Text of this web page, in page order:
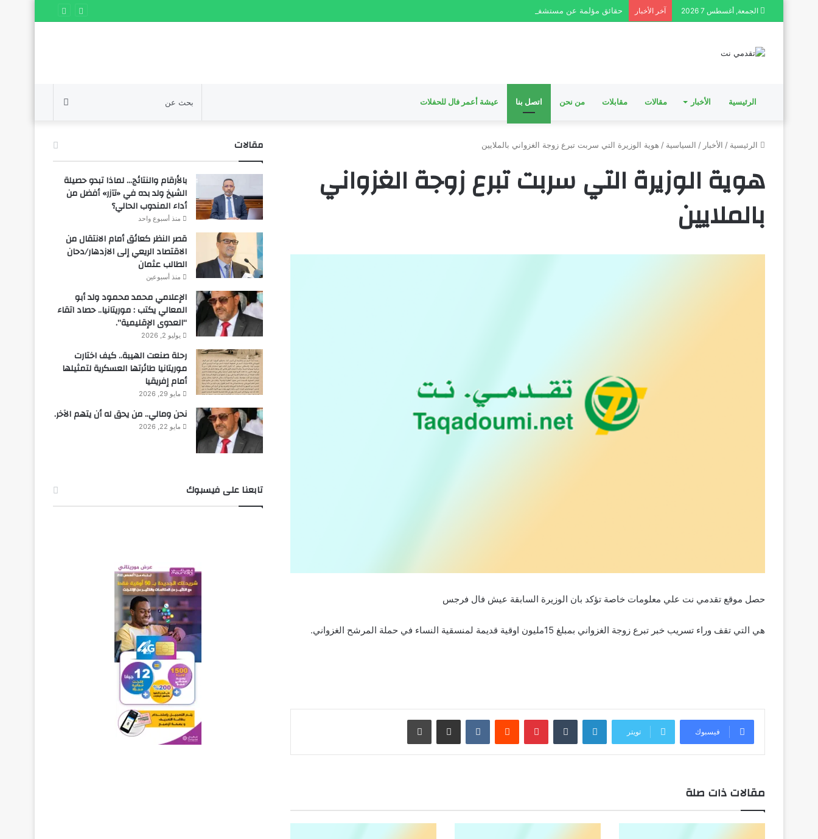
الجمعة, أغسطس 7 2026 آخر الأخبار حقائق مؤلمة عن مستشفي الكسور في نواكشوط
الرئيسية الأخبار مقالات مقابلات من نحن اتصل بنا عيشة أعمر فال للحفلات
الرئيسية / الأخبار / السياسية / هوية الوزيرة التي سربت تبرع زوجة الغزواني بالملايين
هوية الوزيرة التي سربت تبرع زوجة الغزواني
بالملايين
حصل موقع تقدمي نت علي معلومات خاصة تؤكد بان الوزيرة السابقة عيش فال فرجس
هي التي تقف وراء تسريب خبر تبرع زوجة الغزواني بمبلغ 15مليون اوقية قديمة لمنسقية النساء في حملة المرشح الغزواني.
فيسبوك تويتر
لينكدإن بينتيريست مشاركة عبر البريد طباعة
مقالات ذات صلة
مقالات
بالأرقام والنتائج… لماذا تبدو حصيلة
الشيخ ولد بده في «تآزر» أفضل من
أداء المندوب الحالي؟
منذ أسبوع واحد
قصر النظر كعائق أمام الانتقال من
الاقتصاد الريعي إلى الازدهار/دحان
الطالب عثمان
منذ أسبوعين
الإعلامي محمد محمود ولد أبو
المعالي يكتب : موريتانيا.. حصاد اتقاء
“العدوى الإقليمية”.
يوليو 2, 2026
رحلة صنعت الهيبة.. كيف اختارت
موريتانيا طائرتها العسكرية لتمثيلها
أمام إفريقيا
مايو 29, 2026
نحن ومالي.. من يحق له أن يتهم الآخر.
مايو 22, 2026
تابعنا على فيسبوك